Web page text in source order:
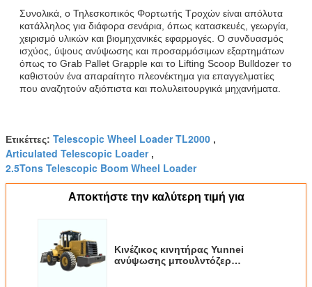
Συνολικά, ο Τηλεσκοπικός Φορτωτής Τροχών είναι απόλυτα
κατάλληλος για διάφορα σενάρια, όπως κατασκευές, γεωργία,
χειρισμό υλικών και βιομηχανικές εφαρμογές. Ο συνδυασμός
ισχύος, ύψους ανύψωσης και προσαρμόσιμων εξαρτημάτων
όπως το Grab Pallet Grapple και το Lifting Scoop Bulldozer το
καθιστούν ένα απαραίτητο πλεονέκτημα για επαγγελματίες
που αναζητούν αξιόπιστα και πολυλειτουργικά μηχανήματα.
Ετικέττες: Telescopic Wheel Loader TL2000 ,
Articulated Telescopic Loader,
2.5Tons Telescopic Boom Wheel Loader
Αποκτήστε την καλύτερη τιμή για
Κινέζικος κινητήρας Yunnei
ανύψωσης μπουλντόζερ